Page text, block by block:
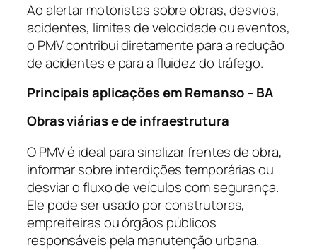
Ao alertar motoristas sobre obras, desvios,
acidentes, limites de velocidade ou eventos,
o PMV contribui diretamente para a redução
de acidentes e para a fluidez do tráfego.
Principais aplicações em Remanso – BA
Obras viárias e de infraestrutura
O PMV é ideal para sinalizar frentes de obra,
informar sobre interdições temporárias ou
desviar o fluxo de veículos com segurança.
Ele pode ser usado por construtoras,
empreiteiras ou órgãos públicos
responsáveis pela manutenção urbana.